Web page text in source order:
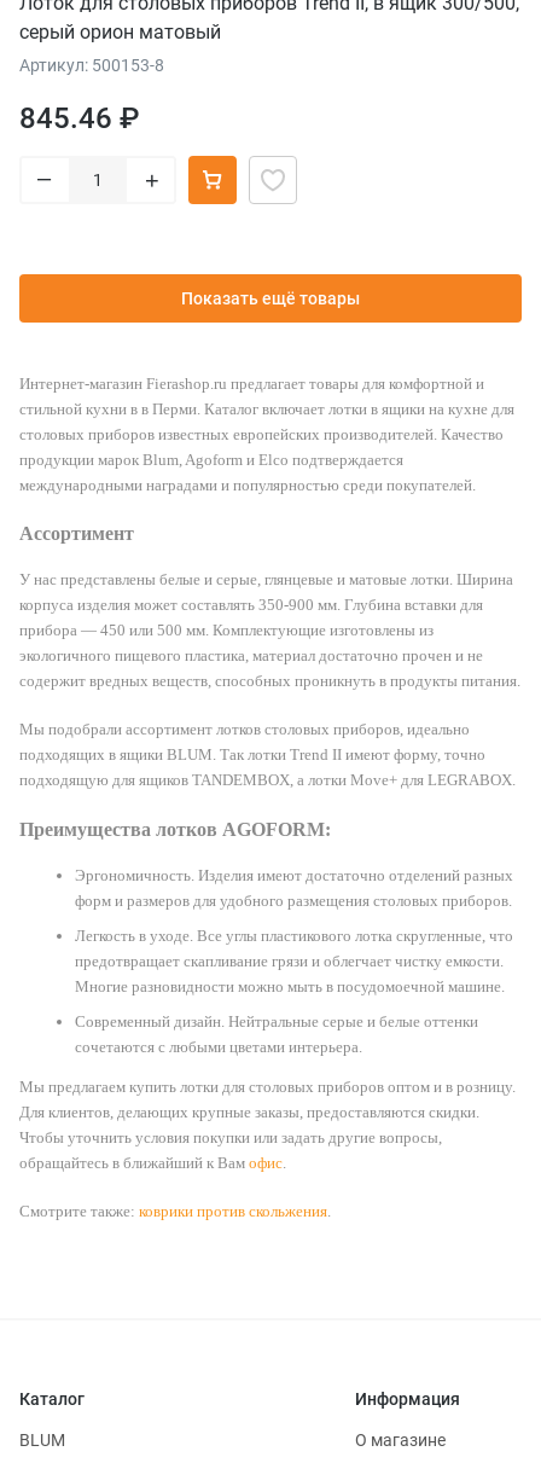
серый орион матовый
Артикул: 500153-8
845.46 ₽
– +
Показать ещё товары
Интернет-магазин Fierashop.ru предлагает товары для комфортной и
стильной кухни в в Перми. Каталог включает лотки в ящики на кухне для
столовых приборов известных европейских производителей. Качество
продукции марок Blum, Agoform и Elco подтверждается
международными наградами и популярностью среди покупателей.
Ассортимент
У нас представлены белые и серые, глянцевые и матовые лотки. Ширина
корпуса изделия может составлять 350-900 мм. Глубина вставки для
прибора — 450 или 500 мм. Комплектующие изготовлены из
экологичного пищевого пластика, материал достаточно прочен и не
содержит вредных веществ, способных проникнуть в продукты питания.
Мы подобрали ассортимент лотков столовых приборов, идеально
подходящих в ящики BLUM. Так лотки Trend II имеют форму, точно
подходящую для ящиков TANDEMBOX, а лотки Move+ для LEGRABOX.
Преимущества лотков AGOFORM:
Эргономичность. Изделия имеют достаточно отделений разных
форм и размеров для удобного размещения столовых приборов.
Легкость в уходе. Все углы пластикового лотка скругленные, что
предотвращает скапливание грязи и облегчает чистку емкости.
Многие разновидности можно мыть в посудомоечной машине.
Современный дизайн. Нейтральные серые и белые оттенки
сочетаются с любыми цветами интерьера.
Мы предлагаем купить лотки для столовых приборов оптом и в розницу.
Для клиентов, делающих крупные заказы, предоставляются скидки.
Чтобы уточнить условия покупки или задать другие вопросы,
обращайтесь в ближайший к Вам офис
Смотрите также: коврики против скольжения
Каталог
BLUM
Информация
О магазине